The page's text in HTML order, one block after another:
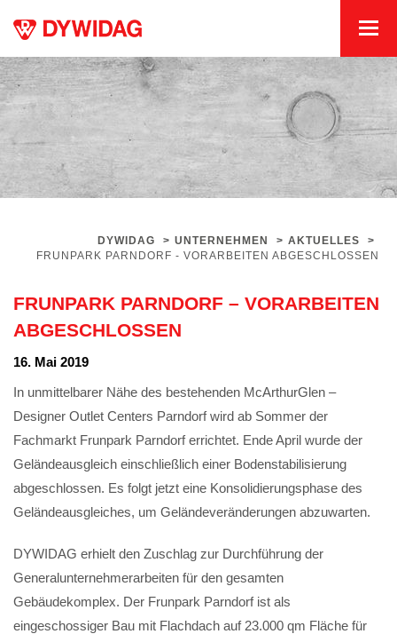
DYWIDAG > UNTERNEHMEN > AKTUELLES
>
FRUNPARK PARNDORF - VORARBEITEN ABGESCHLOSSEN
FRUNPARK PARNDORF – VORARBEITEN
ABGESCHLOSSEN
16. Mai 2019
In unmittelbarer Nähe des bestehenden McArthurGlen –
Designer Outlet Centers Parndorf wird ab Sommer der
Fachmarkt Frunpark Parndorf errichtet. Ende April wurde der
Geländeausgleich einschließlich einer Bodenstabilisierung
abgeschlossen. Es folgt jetzt eine Konsolidierungsphase des
Geländeausgleiches, um Geländeveränderungen abzuwarten.
DYWIDAG erhielt den Zuschlag zur Durchführung der
Generalunternehmerarbeiten für den gesamten
Gebäudekomplex. Der Frunpark Parndorf ist als
eingeschossiger Bau mit Flachdach auf 23.000 qm Fläche für